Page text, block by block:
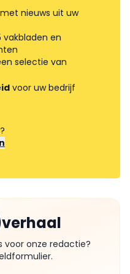
met nieuws uit uw
vakbladen en
selectie van
voor uw bedrijf
voor onze redactie?